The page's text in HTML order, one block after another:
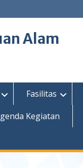
Alam
Fasilitas
Kegiatan